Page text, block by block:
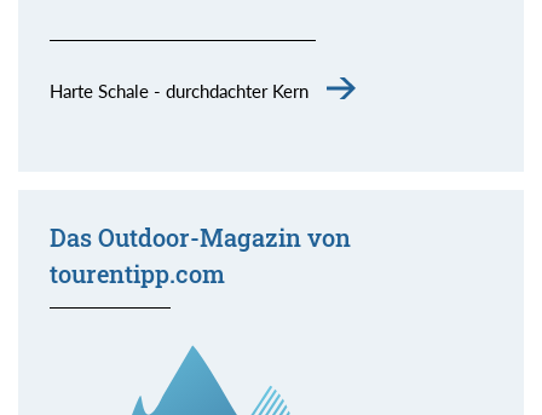
Harte Schale - durchdachter Kern
Das Outdoor-Magazin von
tourentipp.com